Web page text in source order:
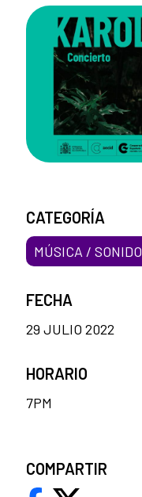
CATEGORÍA
MÚSICA / SONIDO
FECHA
29 JULIO 2022
HORARIO
7PM
COMPARTIR